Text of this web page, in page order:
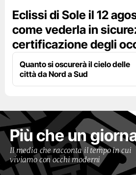
Eclissi di Sole il 12
come vederla in
certificazione degli
Quanto si oscurerà il cielo delle
città da Nord a Sud
Più che un
Il media che racconta il tempo in cui
viviamo con occhi moderni